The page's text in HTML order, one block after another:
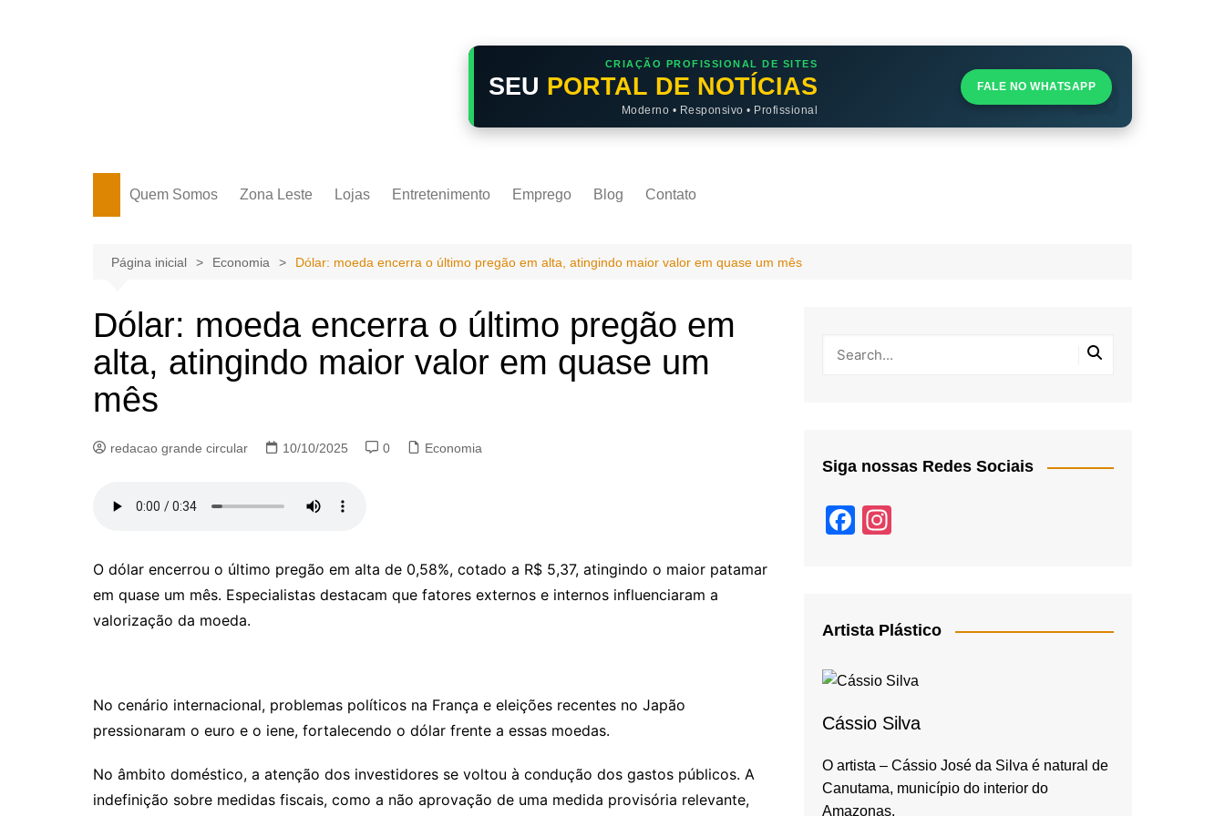
CRIAÇÃO PROFISSIONAL DE SITES
SEU PORTAL DE NOTÍCIAS
Moderno • Responsivo • Profissional
FALE NO WHATSAPP
Quem Somos Zona Leste Lojas Entretenimento Emprego Blog Contato
Página inicial Economia Dólar: moeda encerra o último pregão em alta, atingindo maior valor em quase um mês
Dólar: moeda encerra o último pregão em
alta, atingindo maior valor em quase um
mês
redacao grande circular 10/10/2025 0 Economia
O dólar encerrou o último pregão em alta de 0,58%, cotado a R$ 5,37, atingindo o maior patamar
em quase um mês. Especialistas destacam que fatores externos e internos influenciaram a
valorização da moeda.
No cenário internacional, problemas políticos na França e eleições recentes no Japão
pressionaram o euro e o iene, fortalecendo o dólar frente a essas moedas.
No âmbito doméstico, a atenção dos investidores se voltou à condução dos gastos públicos. A
indefinição sobre medidas fiscais, como a não aprovação de uma medida provisória relevante,
Siga nossas Redes Sociais
F
b
o
k
a
Artista Plástico
Cássio Silva
O artista – Cássio José da Silva é natural de
Canutama, município do interior do
Amazonas,